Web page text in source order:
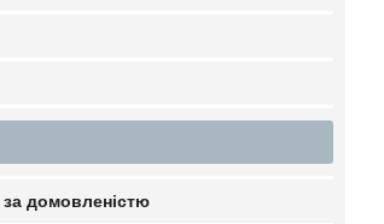
за домовленістю